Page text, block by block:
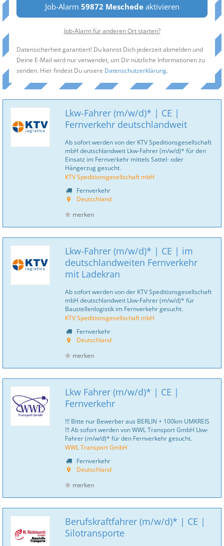
Job-Alarm 59872 Meschedeaktivieren
Job-Alarm für anderen Ort starten?
Datensicherheit garantiert! Du kannst Dich jederzeit abmelden und
Deine E-Mail wird nur verwendet, um Dir nützliche Informationen zu
senden. Hier findest Du unsere Datenschutzerklärung.
Lkw-Fahrer (m/w/d)* | CE |
Fernverkehr deutschlandweit
Ab sofort werden von der KTV Speditionsgesellschaft
mbH deutschlandweit Lkw-Fahrer (m/w/d)* für den
Einsatz im Fernverkehr mittels Sattel- oder
Hängerzug gesucht.
KTV Speditionsgesellschaft mbH
Fernverkehr
Deutschland
merken
Lkw-Fahrer (m/w/d)* | CE | im
deutschlandweiten Fernverkehr
mit Ladekran
Ab sofort werden von der KTV Speditionsgesellschaft
mbH deutschlandweit Lkw-Fahrer (m/w/d)* für
Baustellenlogistik im Fernverkehr gesucht.
KTV Speditionsgesellschaft mbH
Fernverkehr
Deutschland
merken
Lkw Fahrer (m/w/d)* | CE |
Fernverkehr
!!! Bitte nur Bewerber aus BERLIN + 100km UMKREIS
!!! Ab sofort werden von WWL Transport GmbH Lkw-
Fahrer (m/w/d)* für den Fernverkehr gesucht.
WWL Transport GmbH
Fernverkehr
Deutschland
merken
Berufskraftfahrer (m/w/d)* | CE |
Silotransporte